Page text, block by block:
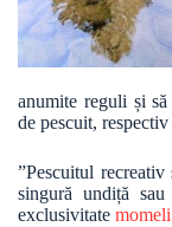
anumite reguli și
de pescuit,
”Pescuitul
singură undiță
exclusivitate